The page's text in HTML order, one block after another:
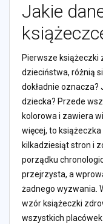
Jakie
Pierwsze książeczki
dzieciństwa, różnią
dokładnie
dziecka? Przede
kolorowa i zawiera
więcej, to
kilkadziesiąt stron i
porządku
przejrzysta, a
żadnego wyzwania.
wzór książeczki
wszystkich